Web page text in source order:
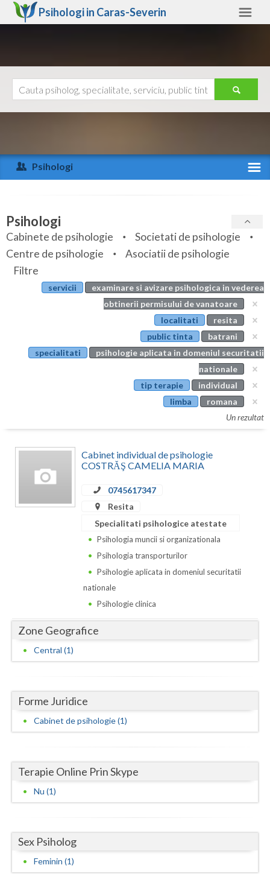
Psihologi in Caras-Severin
Arad
Arges
Bihor
Bistrita-Nasaud
Botosani
Bucuresti
Cluj
Constanta
Hunedoara
Iasi
Ilfov
Maramures
Mehedinti
Neamt
Ajutor
Psihologi
Specialitati
Servicii
Articole
Evenimente
Psihologi
Cabinete de psihologie
Societati de psihologie
Centre de psihologie
Asociatii de psihologie
Filtre
servicii
examinare si avizare psihologica in vederea
obtinerii permisului de vanatoare
localitati
resita
public tinta
batrani
specialitati
psihologie aplicata in domeniul securitatii
nationale
tip terapie
individual
limba
romana
Un rezultat
Cabinet individual de psihologie
COSTRĂŞ CAMELIA MARIA
0745617347
Resita
Specialitati psihologice atestate
Psihologia muncii si organizationala
Psihologia transporturilor
Psihologie aplicata in domeniul securitatii
nationale
Psihologie clinica
Zone Geografice
Central (1)
Forme Juridice
Cabinet de psihologie (1)
Terapie Online Prin Skype
Nu (1)
Sex Psiholog
Feminin (1)